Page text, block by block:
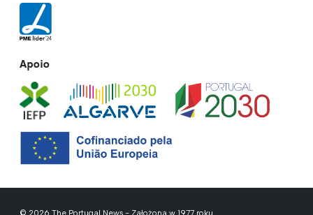
Apoio
© 2026 The Portugal News - Założona w 1977 roku